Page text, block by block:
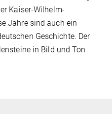
Kaiser-Wilhelm-
Jahre sind auch ein
Geschichte. Der
in Bild und Ton